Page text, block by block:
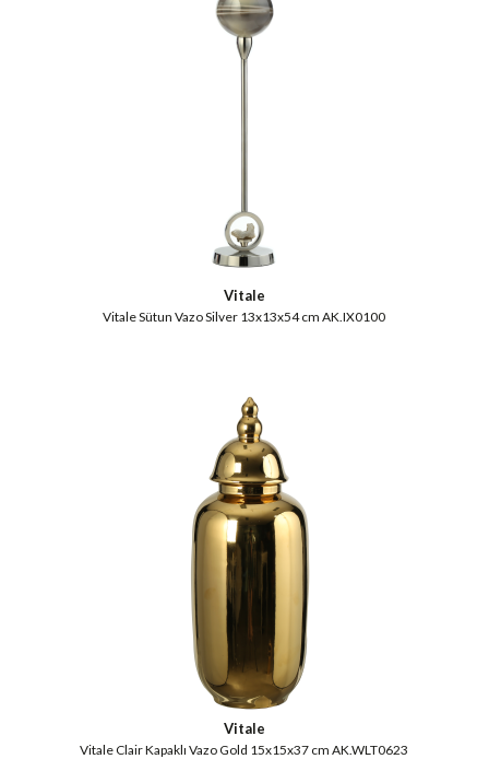
Vitale
Vitale Sütun Vazo Silver 13x13x54 cm AK.IX0100
Vitale
Vitale Clair Kapaklı Vazo Gold 15x15x37 cm AK.WLT0623